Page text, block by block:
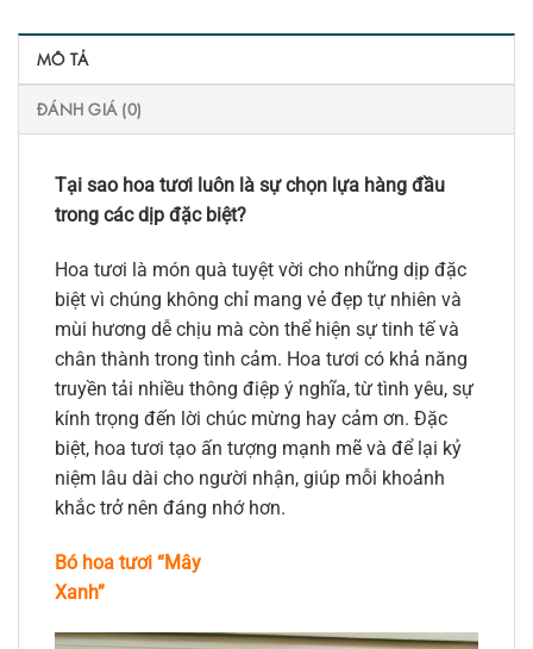
MÔ TẢ
ĐÁNH GIÁ (0)
Tại sao hoa tươi luôn là sự chọn lựa hàng đầu
trong các dịp đặc biệt?
Hoa tươi là món quà tuyệt vời cho những dịp đặc
biệt vì chúng không chỉ mang vẻ đẹp tự nhiên và
mùi hương dễ chịu mà còn thể hiện sự tinh tế và
chân thành trong tình cảm. Hoa tươi có khả năng
truyền tải nhiều thông điệp ý nghĩa, từ tình yêu, sự
kính trọng đến lời chúc mừng hay cảm ơn. Đặc
biệt, hoa tươi tạo ấn tượng mạnh mẽ và để lại kỷ
niệm lâu dài cho người nhận, giúp mỗi khoảnh
khắc trở nên đáng nhớ hơn.
Bó hoa tươi “Mây
Xanh”